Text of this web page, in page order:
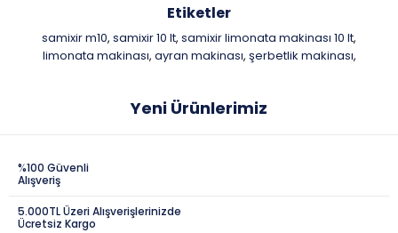
Etiketler
samixir m10, samixir 10 lt, samixir limonata makinası 10 lt,
limonata makinası, ayran makinası, şerbetlik makinası,
Yeni Ürünlerimiz
%100 Güvenli
Alışveriş
5.000TL Üzeri Alışverişlerinizde
Ücretsiz Kargo